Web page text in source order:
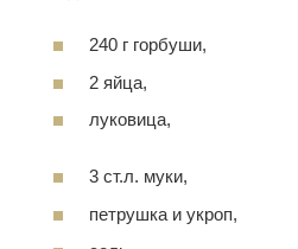
240 г горбуши,
2 яйца,
луковица,
3 ст.л. муки,
петрушка и укроп,